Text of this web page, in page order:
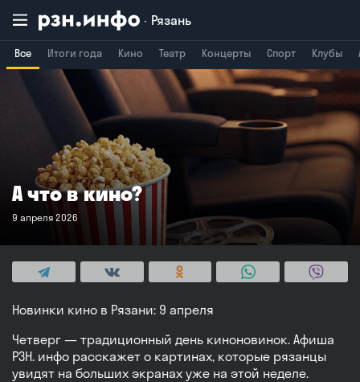
Рязань
Все Итоги года Кино Театр Концерты Спорт Клубы
Владимир Брянск
А что в кино?
9 апреля 2026
Новинки кино в Рязани: 9 апреля
Четверг — традиционный день киноновинок. Афиша
РЗН. инфо расскажет о картинах, которые рязанцы
увидят на больших экранах уже на этой неделе.